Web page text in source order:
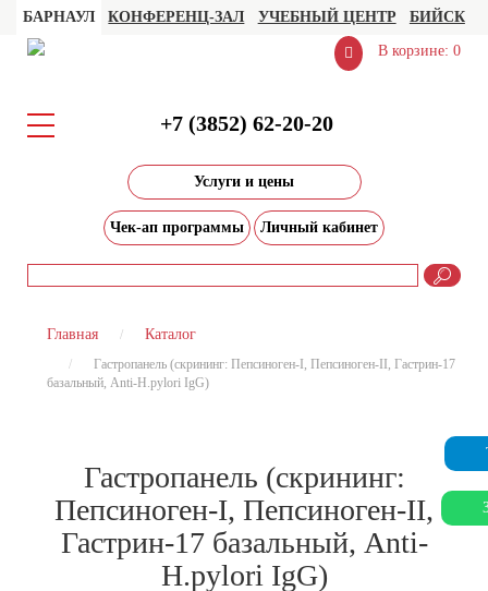
БАРНАУЛ КОНФЕРЕНЦ-ЗАЛ УЧЕБНЫЙ ЦЕНТР БИЙСК
В корзине: 0
+7 (3852) 62-20-20
Услуги и цены
Чек-ап программы Личный кабинет
Главная Каталог
Гастропанель (скрининг: Пепсиноген-I, Пепсиноген-II, Гастрин-17
базальный, Аnti-H.pylori IgG)
Гастропанель (скрининг:
Пепсиноген-I, Пепсиноген-II,
Гастрин-17 базальный, Аnti-
H.pylori IgG)